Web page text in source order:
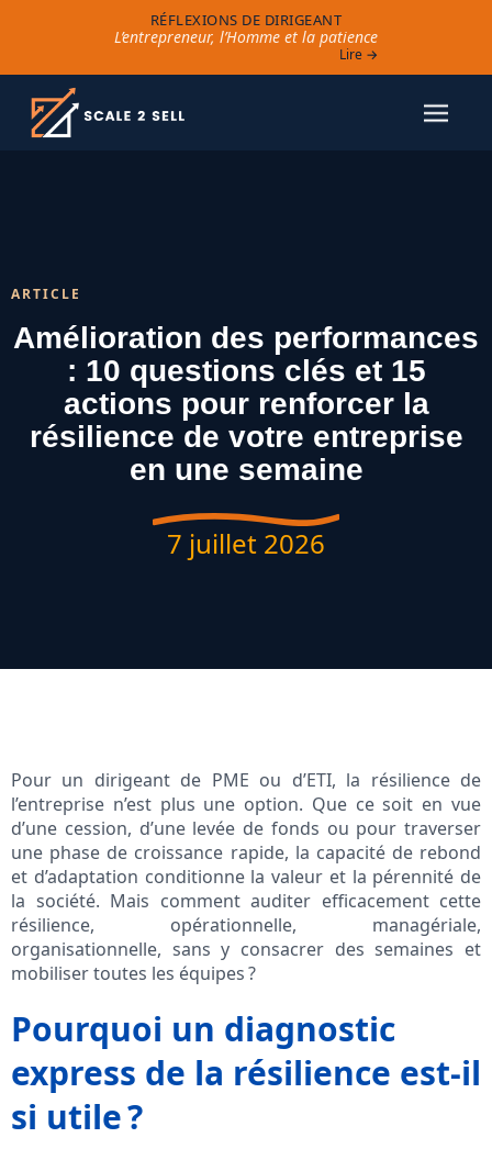
RÉFLEXIONS DE DIRIGEANT
L’entrepreneur, l’Homme et la patience
Lire →
ARTICLE
Amélioration des performances
: 10 questions clés et 15
actions pour renforcer la
résilience de votre entreprise
en une semaine
7 juillet 2026
Pour un dirigeant de PME ou d’ETI, la résilience de
l’entreprise n’est plus une option. Que ce soit en vue
d’une cession, d’une levée de fonds ou pour traverser
une phase de croissance rapide, la capacité de rebond
et d’adaptation conditionne la valeur et la pérennité de
la société. Mais comment auditer efficacement cette
résilience, opérationnelle, managériale,
organisationnelle, sans y consacrer des semaines et
mobiliser toutes les équipes ?
Pourquoi un diagnostic
express de la résilience est-il
si utile ?